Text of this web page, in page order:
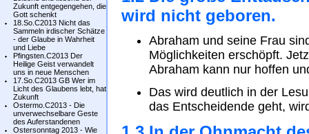
Zukunft entgegengehen, die
Gott schenkt
18.So.C2013 Nicht das
Sammeln irdischer Schätze
- der Glaube in Wahrheit
und Liebe
Pfingsten.C2013 Der
Heilige Geist verwandelt
uns in neue Menschen
17.So.C2013 GB Wer im
Licht des Glaubens lebt, hat
Zukunft
Ostermo.C2013 - Die
unverwechselbare Geste
des Auferstandenen
Ostersonntag 2013 - Wie
wird nicht geboren.
Abraham und seine Frau
Möglichkeiten erschöpft.
Abraham kann nur hoffen
Das wird deutlich in der
das Entscheidende geht,